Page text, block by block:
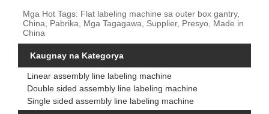
Mga Hot Tags: Flat labeling machine sa outer box gantry,
China, Pabrika, Mga Tagagawa, Supplier, Presyo, Made in
China
Kaugnay na Kategorya
Linear assembly line labeling machine
Double sided assembly line labeling machine
Single sided assembly line labeling machine